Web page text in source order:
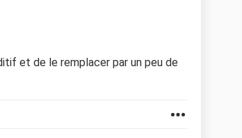
et de le remplacer par un peu de